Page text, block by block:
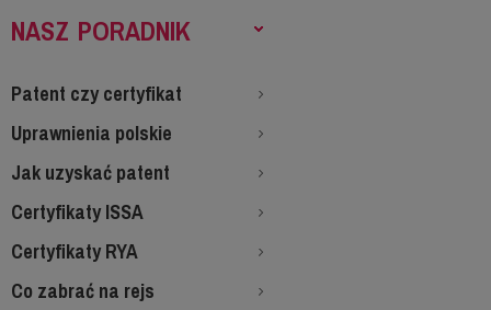
NASZ PORADNIK
Patent czy certyfikat
Uprawnienia polskie
Jak uzyskać patent
Certyfikaty ISSA
Certyfikaty RYA
Co zabrać na rejs